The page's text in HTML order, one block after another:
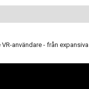
användare - från